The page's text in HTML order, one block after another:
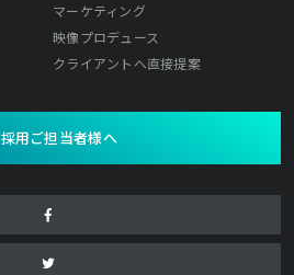
マーケティング
映像プロデュース
クライアントへ直接提案
採用ご担当者様へ